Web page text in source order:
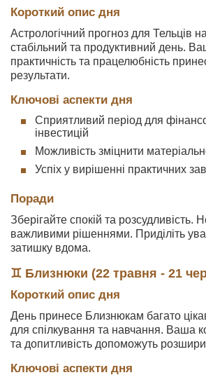
Короткий опис дня
Астрологічний прогноз для Тельців
стабільний та продуктивний день.
практичність та працелюбність
результати.
Ключові аспекти дня
Сприятливий період для
інвестицій
Можливість зміцнити
Успіх у вирішенні практичних
Поради
Зберігайте спокій та розсудливість.
важливими рішеннями. Приділіть
затишку вдома.
♊ Близнюки (22 травня - 21
Короткий опис дня
День принесе Близнюкам багато
для спілкування та навчання. Ваша
та допитливість допоможуть
Ключові аспекти дня